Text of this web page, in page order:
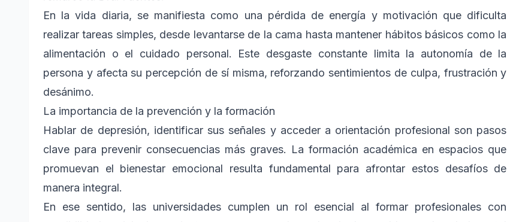
En la vida diaria, se manifiesta como una pérdida de energía y motivación que dificulta
realizar tareas simples, desde levantarse de la cama hasta mantener hábitos básicos como la
alimentación o el cuidado personal. Este desgaste constante limita la autonomía de la
persona y afecta su percepción de sí misma, reforzando sentimientos de culpa, frustración y
desánimo.
La importancia de la prevención y la formación
Hablar de depresión, identificar sus señales y acceder a orientación profesional son pasos
clave para prevenir consecuencias más graves. La formación académica en espacios que
promuevan el bienestar emocional resulta fundamental para afrontar estos desafíos de
manera integral.
En ese sentido, las universidades cumplen un rol esencial al formar profesionales con